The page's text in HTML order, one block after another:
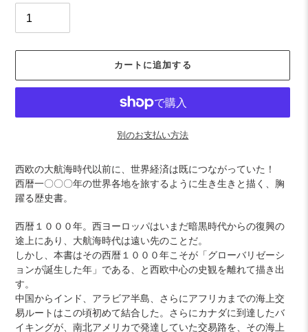
カートに追加する
別のお支払い方法
ー
ト
に
商
品
を
追
加
す
る
西欧の大航海時代以前に、世界経済は既につながっていた！
西暦一〇〇〇年の世界各地を旅するように生き生きと描く、胸
躍る歴史書。
西暦１０００年。西ヨーロッパはいまだ暗黒時代からの復興の
途上にあり、大航海時代は遠い先のことだ。
しかし、本書はその西暦１０００年こそが「グローバリゼーシ
ョンが誕生した年」である、と西欧中心の史観を離れて描き出
す。
中国からインド、アラビア半島、さらにアフリカまでの海上交
易ルートはこの頃初めて結合した。さらにカナダに到達したバ
イキングが、南北アメリカで発達していた交易路を、その海上